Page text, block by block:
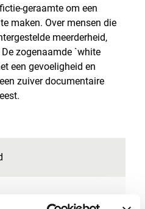
geraamte om een
maken. Over mensen die
meerderheid,
zogenaamde `white
een gevoeligheid en
zuiver documentaire